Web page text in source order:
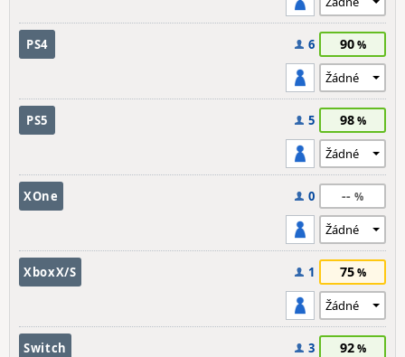
PS4 6 90
PS5 5 98
XOne 0 --
XboxX/S 1 75
Switch 3 92